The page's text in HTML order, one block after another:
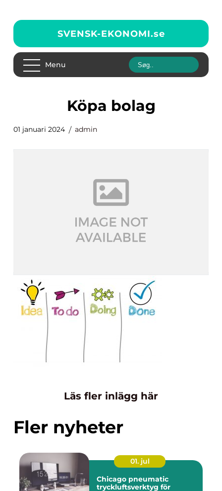
SVENSK-EKONOMI.se
Menu
köpa bolag
01 januari 2024 admin
Läs fler inlägg här
Fler nyheter
01. jul
Chicago pneumatic
tryckluftsverktyg för